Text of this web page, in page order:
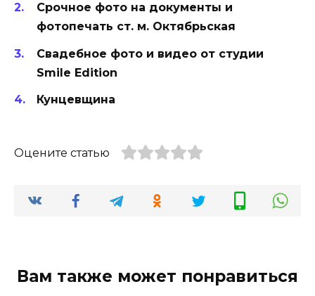
Срочное фото на документы и
фотопечать ст. м. Октябрьская
Свадебное фото и видео от студии
Smile Edition
Кунцевщина
Оцените статью
Вам также может понравиться